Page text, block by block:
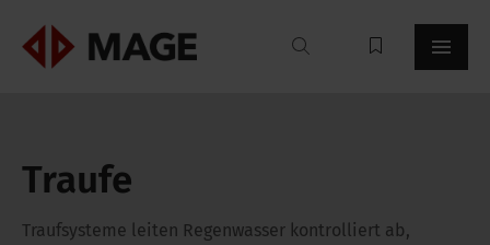
Mageroof
Traufe
Traufsysteme leiten Regenwasser kontrolliert ab,